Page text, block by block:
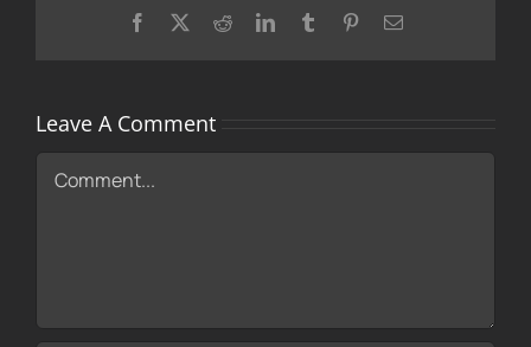
Facebook RedditLinkedInTumblr PinterestEmail
Leave A Comment
Comment